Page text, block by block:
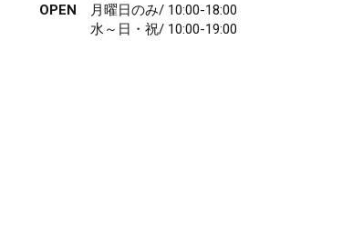
OPEN
月曜日のみ/ 10:00-18:00
水～日・祝/ 10:00-19:00